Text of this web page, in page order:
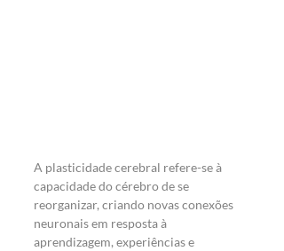
A plasticidade cerebral refere-se à
capacidade do cérebro de se
reorganizar, criando novas conexões
neuronais em resposta à
aprendizagem, experiências e